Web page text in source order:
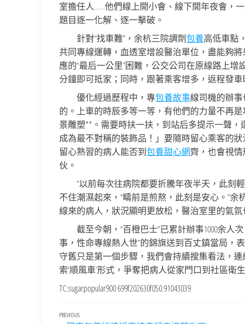
室擔任人……他們線上開小會、線下開年夜會，
題目逐一化解、逐一擊破。
針對“找車難”，余杭三院調劑包養高低車點
共同專線運轉，血透室增設醫治單位，盡能夠
應的“最后一公里”困難，公交公司在原線路上
分鐘即可抵家；同時，跟著乘客增多，返程發
優化經過歷程中，專包養故事線司機的辦事
的。上車的時辰多等一等，有他們的力量不再
景雕塑**。需要時扶一扶，到站后多提示一聲
成為最不對稱的裝飾品！」要隨時留心乘客的
留心熟習的病人能否到包養甜心網齊，也會視
伙。
“以前每次往病院都要折騰年夜半天，此刻
不住潮濕起來，“疇前是煎熬，此刻是安心。”
線來的病人，狀況顯明更放松，醫治室里的氣氛
截至今朝，“百橙巴士”已累計辦事1000余
事，性命專線熱人世”的錦旗送到百丈鎮當局，
守舊只是第一個步驟，我們會持續搜集看法，
索‘順風車’形式，爭奪把病人從家門口到社區衛
TC:sugarpopular900 699f202630f050.91043039
文
Previous
PREVIOUS